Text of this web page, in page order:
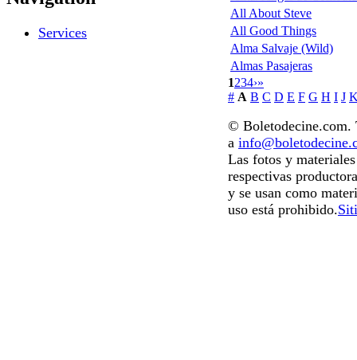
Services
All About Steve
All Good Things
Alma Salvaje (Wild)
Almas Pasajeras
1234›»
# A B C D E F G H I J
© Boletodecine.com.
a
Las fotos y
respectivas
y se usan como
uso está prohibido.